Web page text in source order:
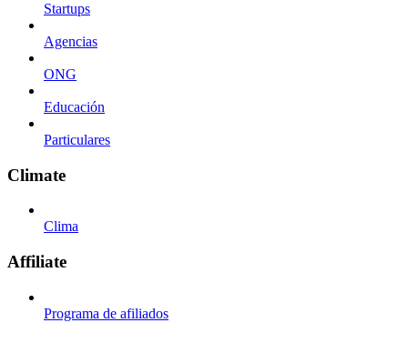
Startups
Agencias
ONG
Educación
Particulares
Climate
Clima
Affiliate
Programa de afiliados